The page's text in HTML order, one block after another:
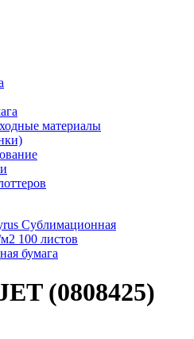
материалы
Сублимационная
100 листов
бумага
(0808425)